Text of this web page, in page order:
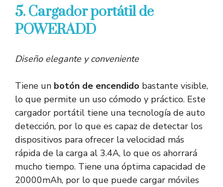
5. Cargador portátil de
POWERADD
Diseño elegante y conveniente
Tiene un botón de encendido bastante visible,
lo que permite un uso cómodo y práctico. Este
cargador portátil tiene una tecnología de auto
detección, por lo que es capaz de detectar los
dispositivos para ofrecer la velocidad más
rápida de la carga al 3.4A, lo que os ahorrará
mucho tiempo. Tiene una óptima capacidad de
20000mAh, por lo que puede cargar móviles